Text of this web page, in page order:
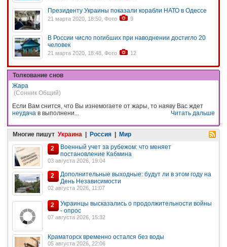
Президенту Украины показали корабли НАТО в Одессе
21 марта 2020, 18:50, Фото 9
В России число погибших при наводнении достигло 20
человек
21 марта 2020, 18:48, Фото 12
Толкование снов
Жара
(Сонник Общий)
Если Вам снится, что Вы изнемогаете от жары, то наяву Вас ждет
неудача в выполнени... Читать дальше
Многие пишут Украина Россия
Мир
2
Военный учет за рубежом: что меняет
постановление Кабмина
03 августа 2026, 19:04
2
Дополнительные выходные: будут ли в этом году на
День Независимости
02 августа 2026, 11:07
2
Украинцы высказались о продолжительности войны
- опрос
07 августа 2026, 15:32
Краматорск временно остался без воды
05 августа 2026, 22:06